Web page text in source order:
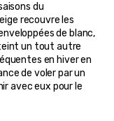
recouvre les
de blanc,
un tout autre
en hiver en
de voler par un
avec eux pour le